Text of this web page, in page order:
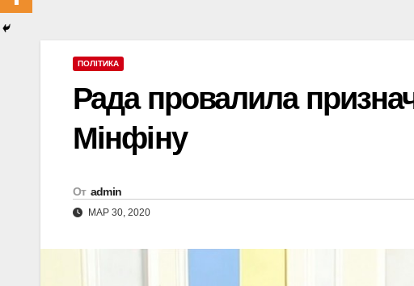
ПОЛІТИКА
Рада провалила
Мінфіну
От admin
МАР 30, 2020